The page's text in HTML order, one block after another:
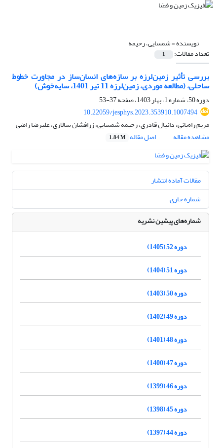
نویسنده =شمسایی، رحیمه
تعداد مقالات: 1
بررسی تأثیر زمین‌لرزه بر سازه‌های انسان‌ساز در مجاورت خطوط
ساحلی، (مطالعه موردی، زمین‌لرزه 11 تیر 1401، سایه‌خوش)
دوره 50، شماره 1، بهار 1403، صفحه
37-53
10.22059/jesphys.2023.353910.1007494
مریم راه‌بانی، دانیال قادری، رحیمه شمسایی، زرافشان سالاری، علیرضا راضی
مشاهده مقاله
اصل مقاله 1.84 M
مقالات آماده انتشار
شماره جاری
شماره‌های پیشین نشریه
دوره 52 (1405)
دوره 51 (1404)
دوره 50 (1403)
دوره 49 (1402)
دوره 48 (1401)
دوره 47 (1400)
دوره 46 (1399)
دوره 45 (1398)
دوره 44 (1397)